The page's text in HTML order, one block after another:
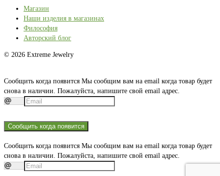
Магазин
Наши изделия в магазинах
Философия
Авторский блог
© 2026 Extreme Jewelry
Сообщить когда появится Мы сообщим вам на email когда товар будет
снова в наличии. Пожалуйста, напишите свой email адрес.
Сообщить когда появится
Сообщить когда появится Мы сообщим вам на email когда товар будет
снова в наличии. Пожалуйста, напишите свой email адрес.